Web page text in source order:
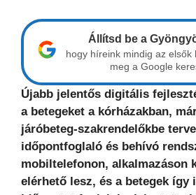
Állítsd be a
hogy híreink mindig az elsők
meg a Google
Újabb jelentős digitális
a betegeket a kórházakban,
járóbeteg-szakrendelőkbe
időpontfoglaló és behívó
mobiltelefonon, alkalmazáson
elérhető lesz, és a betegek így